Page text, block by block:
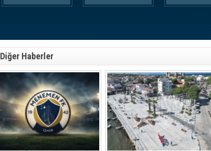
Diğer Haberler